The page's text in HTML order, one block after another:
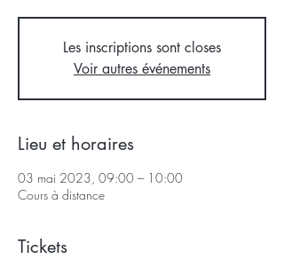
Les inscriptions sont closes
Voir autres événements
Lieu et horaires
03 mai 2023, 09:00 – 10:00
Cours à distance
Tickets